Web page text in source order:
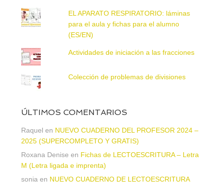
EL APARATO RESPIRATORIO: láminas
para el aula y fichas para el alumno
(ES/EN)
Actividades de iniciación a las fracciones
Colección de problemas de divisiones
ÚLTIMOS COMENTARIOS
Raquel en NUEVO CUADERNO DEL PROFESOR 2024 –
2025 (SUPERCOMPLETO Y GRATIS)
Roxana Denise en Fichas de LECTOESCRITURA – Letra
M (Letra ligada e imprenta)
sonia en NUEVO CUADERNO DE LECTOESCRITURA